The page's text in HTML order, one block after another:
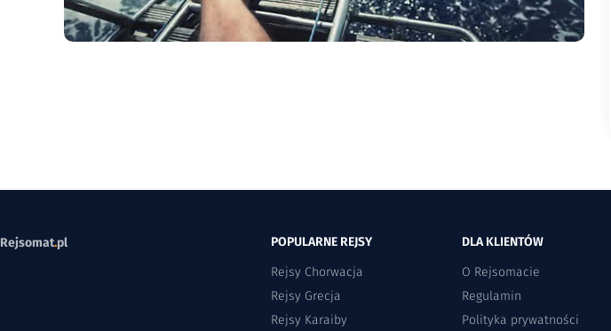
Rejsomat.pl
POPULARNE REJSY
Rejsy Chorwacja
Rejsy Grecja
Rejsy Karaiby
DLA KLIENTÓW
O Rejsomacie
Regulamin
Polityka prywatności